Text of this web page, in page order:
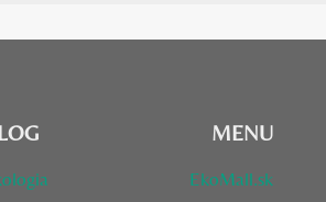
MENU
EkoMall.sk